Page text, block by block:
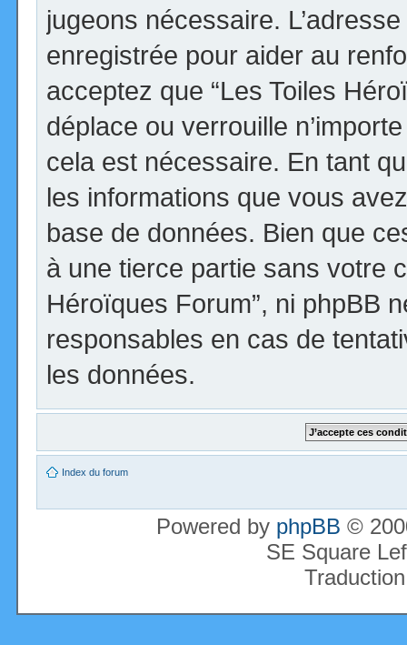
jugeons nécessaire.
enregistrée pour aider au
acceptez que “Les Toiles
déplace ou verrouille
cela est nécessaire. En tant
les informations que vous
base de données. Bien que
à une tierce partie sans votre
Héroïques Forum”, ni phpBB
responsables en cas de
les données.
Index du forum
Powered by phpBB ©
SE Square